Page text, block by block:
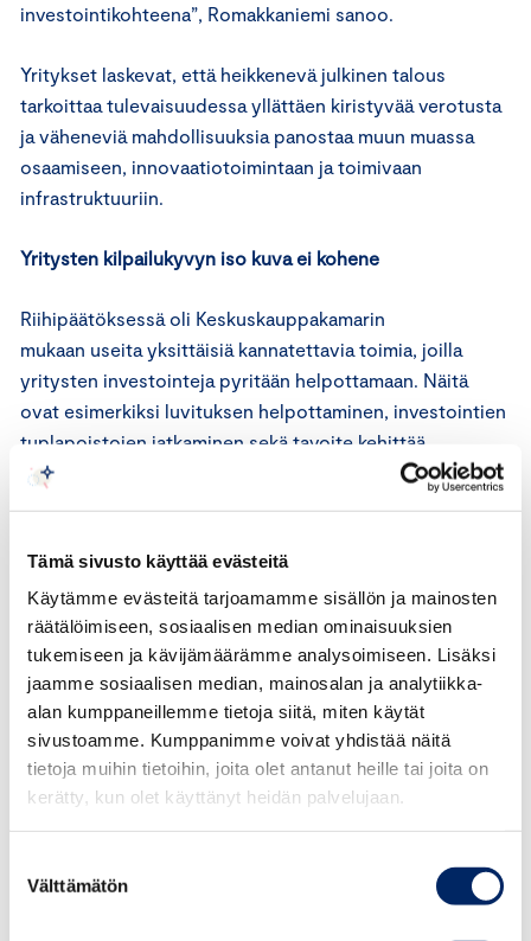
Tämä sivusto käyttää evästeitä
Käytämme evästeitä tarjoamamme sisällön ja mainosten
räätälöimiseen, sosiaalisen median ominaisuuksien
tukemiseen ja kävijämäärämme analysoimiseen. Lisäksi
jaamme sosiaalisen median, mainosalan ja analytiikka-
alan kumppaneillemme tietoja siitä, miten käytät
sivustoamme. Kumppanimme voivat yhdistää näitä
tietoja muihin tietoihin, joita olet antanut heille tai joita on
kerätty, kun olet käyttänyt heidän palvelujaan.
valinta
Välttämätön
investointikohteena”, Romakkaniemi sanoo.
Yritykset laskevat, että heikkenevä julkinen talous
tarkoittaa tulevaisuudessa yllättäen kiristyvää verotusta
ja väheneviä mahdollisuuksia panostaa muun muassa
osaamiseen, innovaatiotoimintaan ja toimivaan
infrastruktuuriin.
Yritysten kilpailukyvyn iso kuvaei kohene
Riihipäätöksessä oli Keskuskauppakamarin
mukaan useita yksittäisiä kannatettavia toimia, joilla
yritysten investointeja pyritään helpottamaan. Näitä
ovat esimerkiksi luvituksen helpottaminen, investointien
tuplapoistojen jatkaminen sekä tavoite kehittää
yhteisöveron rakennetta investointeihin
kokonaisveroaste ei saa kiristyä.
”Isossa kuvassa yritysten kilpailukyky ei kuitenkaan näillä
päätöksillä parane. On huolestuttavaa, että teollisuuden
kilpailukykyä suhteessa verrokkimaihin heikennetään
leikkaamalla sähköistämisen
tukea”, Romakkaniemi päättää.